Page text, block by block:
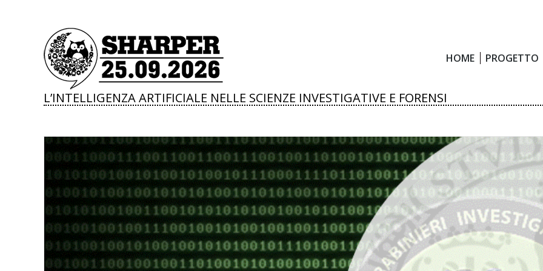
HOME PROGETTO
L’INTELLIGENZA ARTIFICIALE NELLE SCIENZE INVESTIGATIVE E FORENSI